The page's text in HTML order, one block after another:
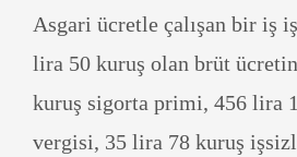
Asgari ücretle çalışan bir iş
lira 50 kuruş olan brüt
kuruş sigorta primi, 456 lira
vergisi, 35 lira 78 kuruş